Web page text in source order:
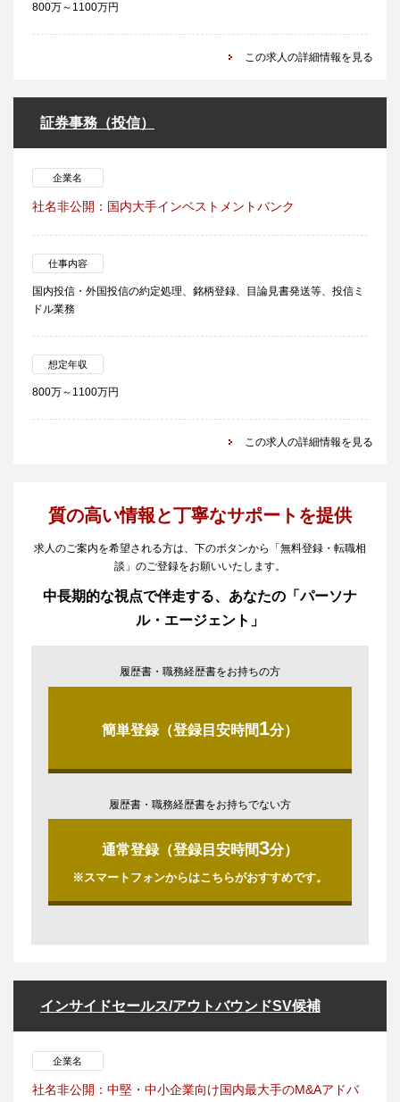
800万～1100万円
この求人の詳細情報を見る
証券事務（投信）
企業名
社名非公開：国内大手インベストメントバンク
仕事内容
国内投信・外国投信の約定処理、銘柄登録、目論見書発送等、投信ミ
ドル業務
想定年収
800万～1100万円
この求人の詳細情報を見る
質の高い情報と丁寧なサポートを提供
求人のご案内を希望される方は、下のボタンから「無料登録・転職相
談」のご登録をお願いいたします。
中長期的な視点で伴走する、あなたの「パーソナ
ル・エージェント」
履歴書・職務経歴書をお持ちの方
簡単登録（登録目安時間1分）
履歴書・職務経歴書をお持ちでない方
通常登録（登録目安時間3分）
※スマートフォンからはこちらがおすすめです。
インサイドセールス/アウトバウンドSV候補
企業名
社名非公開：中堅・中小企業向け国内最大手のM&Aアドバ